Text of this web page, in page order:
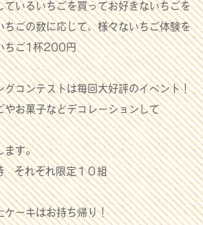
ているいちごを買ってお好きないちごを
ちごの数に応じて、様々ないちご体験を
ちご1杯200円
グコンテストは毎回大好評のイベント！
やお菓子などデコレーションして
ます。
れぞれ限定１０組
ケーキはお持ち帰り！